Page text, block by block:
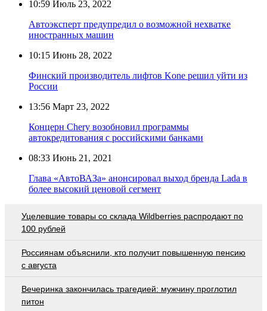
10:59 Июль 23, 2022
Автоэксперт предупредил о возможной нехватке
иностранных машин
10:15 Июнь 28, 2022
Финский производитель лифтов Kone решил уйти из
России
13:56 Март 23, 2022
Концерн Chery возобновил программы
автокредитования с российскими банками
08:33 Июнь 21, 2021
Глава «АвтоВАЗа» анонсировал выход бренда Lada в
более высокий ценовой сегмент
Уцелевшие товары со склада Wildberries распродают по
100 рублей
Россиянам объяснили, кто получит повышенную пенсию
с августа
Вечеринка закончилась трагедией: мужчину проглотил
питон